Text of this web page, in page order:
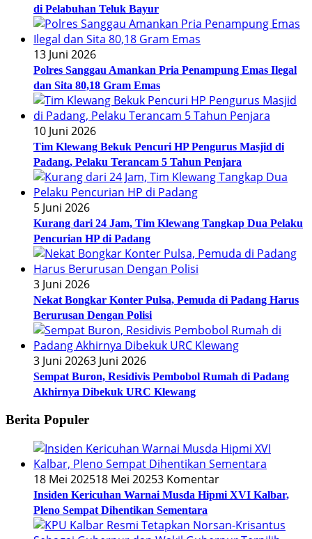
di Pelabuhan Teluk Bayur
13 Juni 2026
Polres Sanggau Amankan Pria Penampung Emas Ilegal
dan Sita 80,18 Gram Emas
10 Juni 2026
Tim Klewang Bekuk Pencuri HP Pengurus Masjid di
Padang, Pelaku Terancam 5 Tahun Penjara
5 Juni 2026
Kurang dari 24 Jam, Tim Klewang Tangkap Dua Pelaku
Pencurian HP di Padang
3 Juni 2026
Nekat Bongkar Konter Pulsa, Pemuda di Padang Harus
Berurusan Dengan Polisi
3 Juni 20263 Juni 2026
Sempat Buron, Residivis Pembobol Rumah di Padang
Akhirnya Dibekuk URC Klewang
Berita Populer
18 Mei 202518 Mei 20253 Komentar
Insiden Kericuhan Warnai Musda Hipmi XVI Kalbar,
Pleno Sempat Dihentikan Sementara